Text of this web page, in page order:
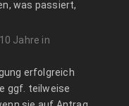
was passiert,
Jahre in
erfolgreich
ggf. teilweise